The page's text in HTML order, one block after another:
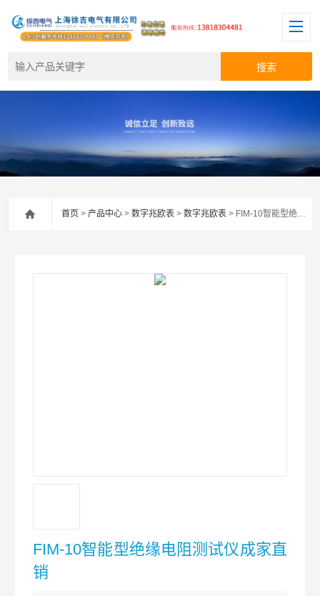
首页 >产品中心 >数字兆欧表 >数字兆欧表 > FIM-10智能型绝缘电阻测试仪成家直销
FIM-10智能型绝缘电阻测试仪成家直
销